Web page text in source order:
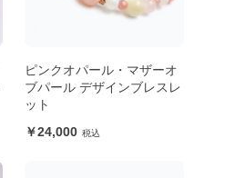
ピンクオパール・マザーオ
ブパール デザインブレスレ
ット
24,000